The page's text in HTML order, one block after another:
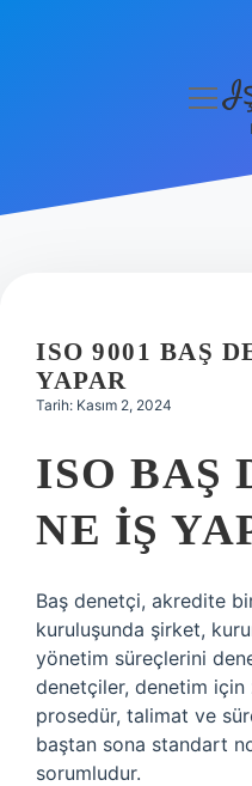
ISO 9001 BAŞ
YAPAR
Tarih: Kasım 2, 2024
ISO BAŞ
NE IŞ
Baş denetçi, akredite
kuruluşunda şirket,
yönetim süreçlerini
denetçiler, denetim
prosedür, talimat ve
baştan sona standart
sorumludur.